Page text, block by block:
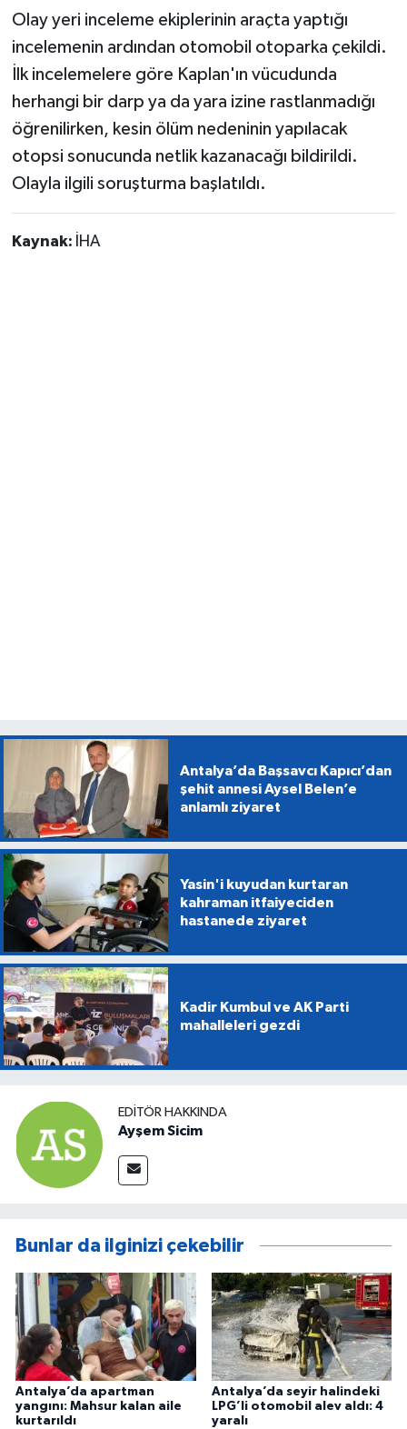
Olay yeri inceleme ekiplerinin araçta yaptığı
incelemenin ardından otomobil otoparka çekildi.
İlk incelemelere göre Kaplan'ın vücudunda
herhangi bir darp ya da yara izine rastlanmadığı
öğrenilirken, kesin ölüm nedeninin yapılacak
otopsi sonucunda netlik kazanacağı bildirildi.
Olayla ilgili soruşturma başlatıldı.
Kaynak: İHA
Antalya’da Başsavcı Kapıcı’dan
şehit annesi Aysel Belen’e
anlamlı ziyaret
Yasin'i kuyudan kurtaran
kahraman itfaiyeciden
hastanede ziyaret
Kadir Kumbul ve AK Parti
mahalleleri gezdi
EDITÖR HAKKINDA
Ayşem Sicim
Bunlar da ilginizi çekebilir
Antalya’da apartman
yangını: Mahsur kalan aile
kurtarıldı
Antalya’da seyir halindeki
LPG’li otomobil alev aldı: 4
yaralı